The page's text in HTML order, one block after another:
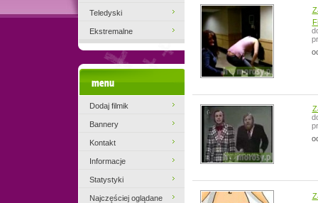
Teledyski
Ekstremalne
Dodaj filmik
Bannery
Kontakt
Informacje
Statystyki
Najczęściej oglądane